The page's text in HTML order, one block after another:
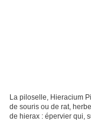
La piloselle, Hieracium
de souris ou de rat,
de hierax : épervier qui,